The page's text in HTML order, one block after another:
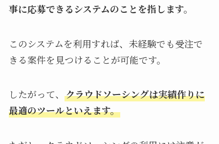
事に応募できるシステムのことを指します。
このシステムを利用すれば、未経験でも受注で
きる案件を見つけることが可能です。
したがって、 クラウドソーシングは実績作りに
最適のツールといえます。